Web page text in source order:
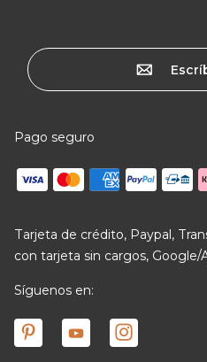
Pago seguro
Tarjeta de crédito, Paypal,
con tarjeta sin cargos, Google/
Síguenos en: